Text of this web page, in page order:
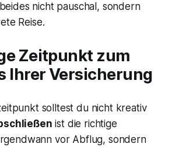
nicht pauschal, sondern
Reise.
Zeitpunkt zum
Ihrer Versicherung
solltest du nicht kreativ
ist die richtige
vor Abflug, sondern